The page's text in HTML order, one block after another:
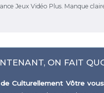
Jeux Vidéo Plus. Manque
ON FAIT
Culturellement Vôtre